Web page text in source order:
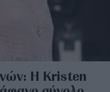
Η Kristen